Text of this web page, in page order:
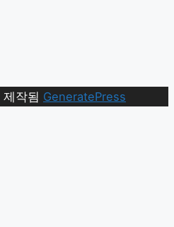
제작됨 GeneratePress